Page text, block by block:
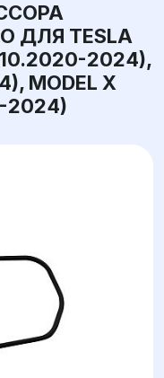
ДЛЯ TESLA
2024),
MODEL X
2024)